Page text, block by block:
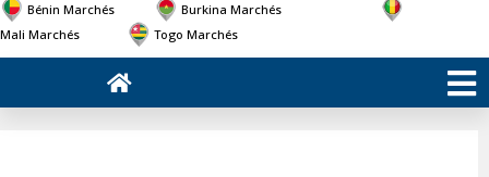
Bénin Marchés
Burkina Marchés
Mali Marchés
Togo Marchés